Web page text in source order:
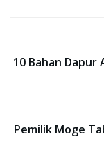
10 Bahan Dapur
Pemilik Moge